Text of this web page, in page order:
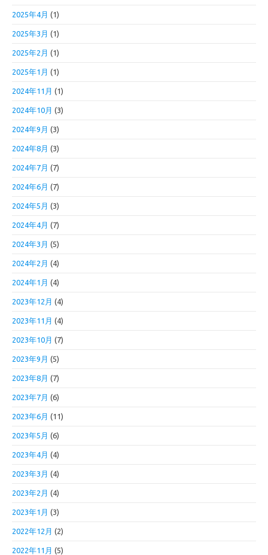
2025年4月 (1)
2025年3月 (1)
2025年2月 (1)
2025年1月 (1)
2024年11月 (1)
2024年10月 (3)
2024年9月 (3)
2024年8月 (3)
2024年7月 (7)
2024年6月 (7)
2024年5月 (3)
2024年4月 (7)
2024年3月 (5)
2024年2月 (4)
2024年1月 (4)
2023年12月 (4)
2023年11月 (4)
2023年10月 (7)
2023年9月 (5)
2023年8月 (7)
2023年7月 (6)
2023年6月 (11)
2023年5月 (6)
2023年4月 (4)
2023年3月 (4)
2023年2月 (4)
2023年1月 (3)
2022年12月 (2)
2022年11月 (5)